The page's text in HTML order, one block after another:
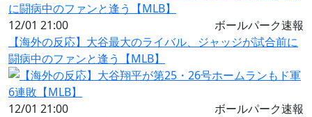
12/01 21:00
ボールパーク速報
【海外の反応】大谷最大のライバル、ジャッジが試合前に
闘病中のファンと逢う【MLB】
12/01 21:00
ボールパーク速報